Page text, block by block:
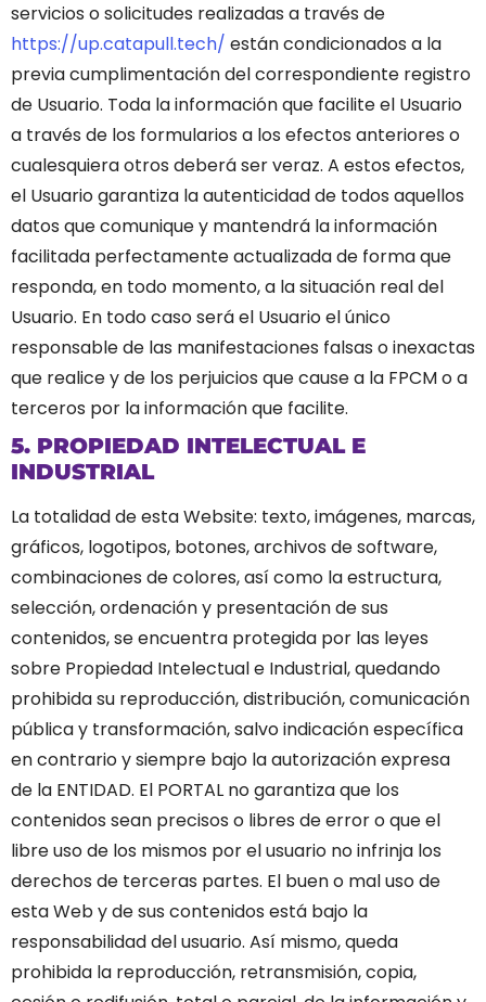
servicios o solicitudes realizadas a través de
https://up.catapull.tech/ están condicionados a la
previa cumplimentación del correspondiente registro
de Usuario. Toda la información que facilite el Usuario
a través de los formularios a los efectos anteriores o
cualesquiera otros deberá ser veraz. A estos efectos,
el Usuario garantiza la autenticidad de todos aquellos
datos que comunique y mantendrá la información
facilitada perfectamente actualizada de forma que
responda, en todo momento, a la situación real del
Usuario. En todo caso será el Usuario el único
responsable de las manifestaciones falsas o inexactas
que realice y de los perjuicios que cause a la FPCM o a
terceros por la información que facilite.
5. PROPIEDAD INTELECTUAL E
INDUSTRIAL
La totalidad de esta Website: texto, imágenes, marcas,
gráficos, logotipos, botones, archivos de software,
combinaciones de colores, así como la estructura,
selección, ordenación y presentación de sus
contenidos, se encuentra protegida por las leyes
sobre Propiedad Intelectual e Industrial, quedando
prohibida su reproducción, distribución, comunicación
pública y transformación, salvo indicación específica
en contrario y siempre bajo la autorización expresa
de la ENTIDAD. El PORTAL no garantiza que los
contenidos sean precisos o libres de error o que el
libre uso de los mismos por el usuario no infrinja los
derechos de terceras partes. El buen o mal uso de
esta Web y de sus contenidos está bajo la
responsabilidad del usuario. Así mismo, queda
prohibida la reproducción, retransmisión, copia,